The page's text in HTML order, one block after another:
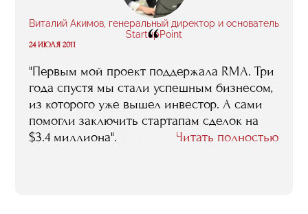
Виталий Акимов, генеральный директор и основатель
StartupPoint
“
24 ИЮЛЯ 2011
"Первым мой проект поддержала RMA. Три
года спустя мы стали успешным бизнесом,
из которого уже вышел инвестор. А сами
помогли заключить стартапам сделок на
$3.4 миллиона".
Читать полностью